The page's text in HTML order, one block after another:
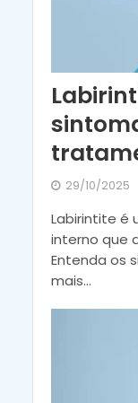
29/10/2025
Labirintite é
interno que
Entenda os
mais...